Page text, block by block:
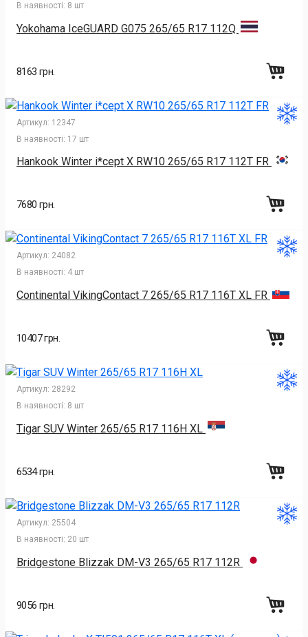
В наявності: 8 шт
Yokohama IceGUARD G075 265/65 R17 112Q
8163 грн.
Артикул: 12347
В наявності: 17 шт
Hankook Winter i*cept X RW10 265/65 R17 112T FR
7680 грн.
Артикул: 24082
В наявності: 4 шт
Continental VikingContact 7 265/65 R17 116T XL FR
10407 грн.
Артикул: 28292
В наявності: 8 шт
Tigar SUV Winter 265/65 R17 116H XL
6534 грн.
Артикул: 25504
В наявності: 20 шт
Bridgestone Blizzak DM-V3 265/65 R17 112R
9056 грн.